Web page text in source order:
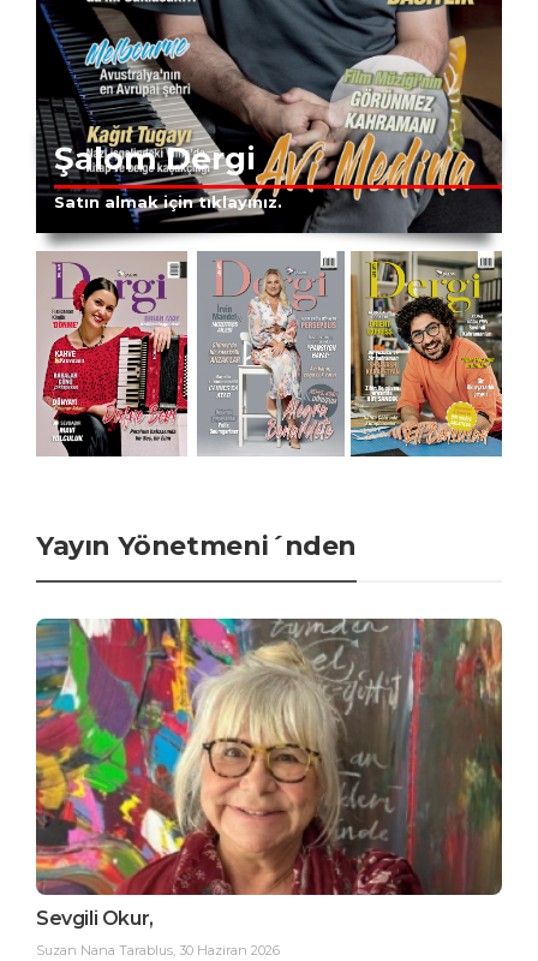
Şalom Dergi
Satın almak için tıklayınız.
Yayın Yönetmeni´nden
Sevgili Okur,
Suzan Nana Tarablus, 30 Haziran 2026